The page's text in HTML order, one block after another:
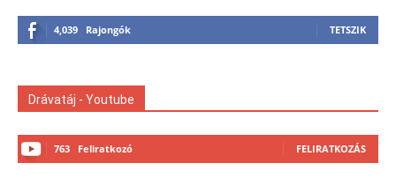
4,039 Rajongók TETSZIK
Drávatáj - Youtube
763 Feliratkozó FELIRATKOZÁS